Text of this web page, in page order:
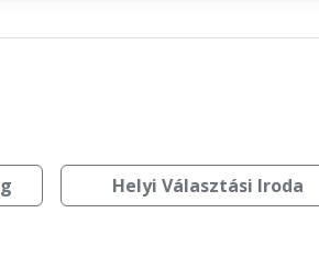
Helyi Választási Iroda